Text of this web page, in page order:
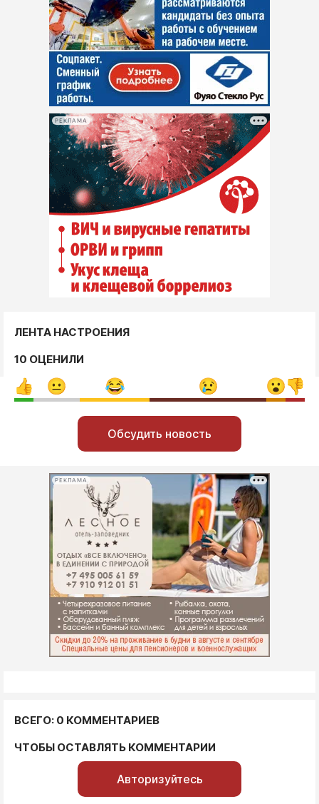
РЕКЛАМА
ЛЕНТА НАСТРОЕНИЯ
10 ОЦЕНИЛИ
Обсудить новость
РЕКЛАМА
ВСЕГО: 0 КОММЕНТАРИЕВ
ЧТОБЫ ОСТАВЛЯТЬ КОММЕНТАРИИ
Авторизуйтесь